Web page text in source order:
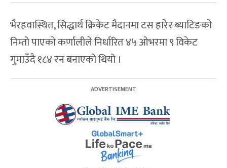
भैरहवास्थित, सिद्धार्थ क्रिकेट मैदानमा टस हारेर ब्याटिङको
निम्तो पाएको कर्णालीले निर्धारित ४५ ओभरमा ९ विकेट
गुमाउँदै १८४ रन बनाएको थियो ।